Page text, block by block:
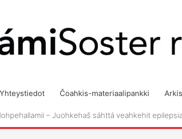
Yhteystiedot Čoahkis-materiaalipankki
– Juohkehaš sáhttá veahkehit